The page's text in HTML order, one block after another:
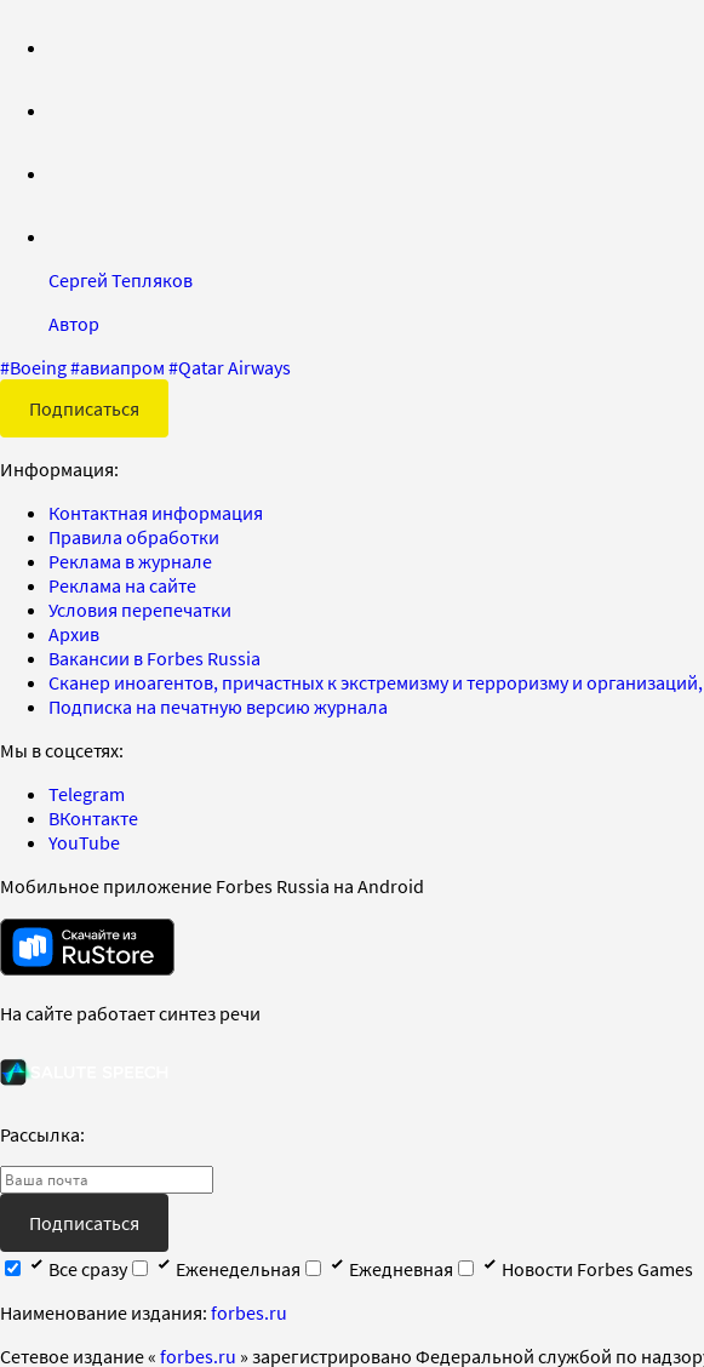
Сергей Тепляков
Автор
#Boeing#авиапром #Qatar Airways
Подписаться
Информация:
Контактная информация
Правила обработки
Реклама в журнале
Реклама на сайте
Условия перепечатки
Архив
Вакансии в Forbes Russia
Сканер иноагентов, причастных к экстремизму и терроризму и
Подписка на печатную версию журнала
Мы в соцсетях:
Telegram
ВКонтакте
YouTube
Мобильное приложение Forbes Russia на Android
На сайте работает синтез речи
Рассылка:
Подписаться
Все сразу
Еженедельная Ежедневная
Новости Forbes Games
Наименование издания: forbes.ru
Cетевое издание « forbes.ru » зарегистрировано Федеральной службой по